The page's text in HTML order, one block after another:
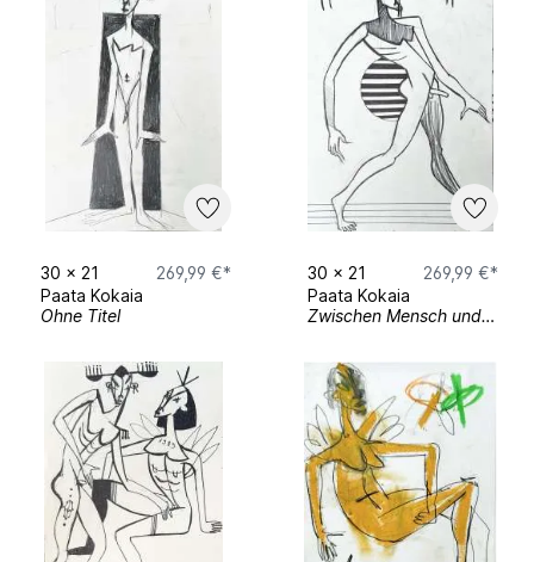
30 x 21
269,99 €*
Paata Kokaia
Ohne Titel
30 x 21
269,99 €*
Paata Kokaia
Zwischen Mensch und Monster